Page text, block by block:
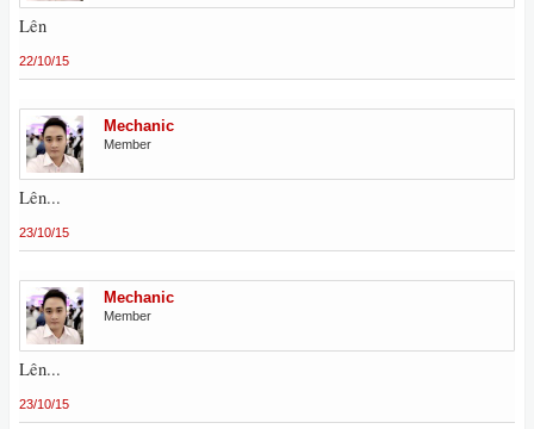
Lên
22/10/15
Mechanic
Member
Lên...
23/10/15
Mechanic
Member
Lên...
23/10/15